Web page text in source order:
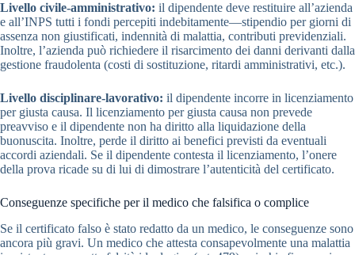
Livello civile-amministrativo: il dipendente deve restituire all’azienda
e all’INPS tutti i fondi percepiti indebitamente—stipendio per giorni di
assenza non giustificati, indennità di malattia, contributi previdenziali.
Inoltre, l’azienda può richiedere il risarcimento dei danni derivanti dalla
gestione fraudolenta (costi di sostituzione, ritardi amministrativi, etc.).
Livello disciplinare-lavorativo: il dipendente incorre in licenziamento
per giusta causa. Il licenziamento per giusta causa non prevede
preavviso e il dipendente non ha diritto alla liquidazione della
buonuscita. Inoltre, perde il diritto ai benefici previsti da eventuali
accordi aziendali. Se il dipendente contesta il licenziamento, l’onere
della prova ricade su di lui di dimostrare l’autenticità del certificato.
Conseguenze specifiche per il medico che falsifica o complice
Se il certificato falso è stato redatto da un medico, le conseguenze sono
ancora più gravi. Un medico che attesta consapevolmente una malattia